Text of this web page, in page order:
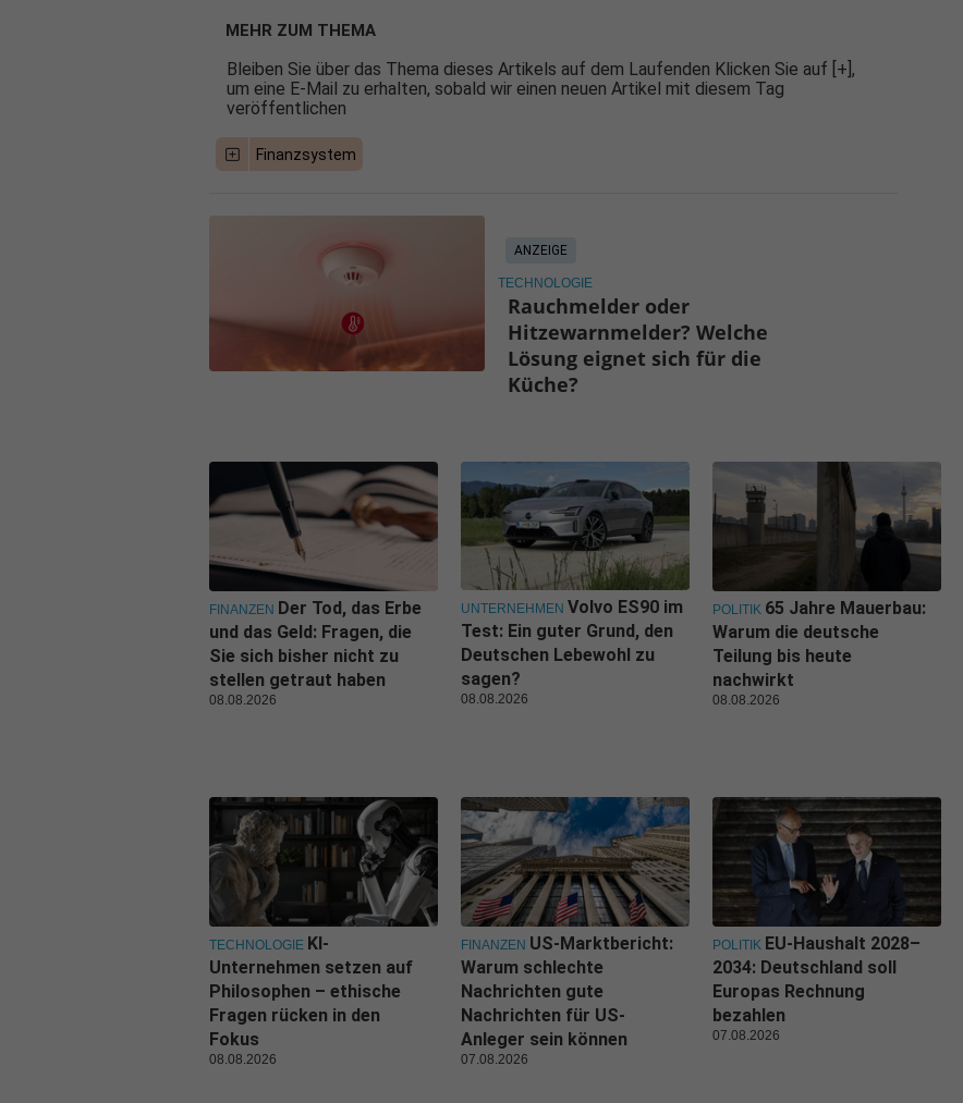
MEHR ZUM THEMA
Bleiben Sie über das Thema dieses Artikels auf dem Laufenden Klicken Sie auf [+],
um eine E-Mail zu erhalten, sobald wir einen neuen Artikel mit diesem Tag
veröffentlichen
Finanzsystem
ANZEIGE
TECHNOLOGIE
Rauchmelder oder
Hitzewarnmelder? Welche
Lösung eignet sich für die
Küche?
FINANZEN Der Tod, das Erbe
und das Geld: Fragen, die
Sie sich bisher nicht zu
stellen getraut haben
08.08.2026
UNTERNEHMEN Volvo ES90 im
Test: Ein guter Grund, den
Deutschen Lebewohl zu
sagen?
08.08.2026
POLITIK 65 Jahre Mauerbau:
Warum die deutsche
Teilung bis heute
nachwirkt
08.08.2026
TECHNOLOGIE KI-
Unternehmen setzen auf
Philosophen – ethische
Fragen rücken in den
Fokus
08.08.2026
FINANZEN US-Marktbericht:
Warum schlechte
Nachrichten gute
Nachrichten für US-
Anleger sein können
07.08.2026
POLITIK EU-Haushalt 2028–
2034: Deutschland soll
Europas Rechnung
bezahlen
07.08.2026